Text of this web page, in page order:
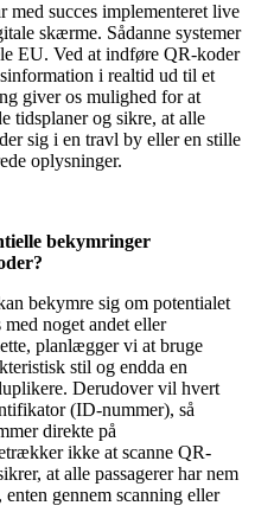
med succes implementeret live
skærme. Sådanne systemer
EU. Ved at indføre QR-koder
i realtid ud til et
giver os mulighed for at
tidsplaner og sikre, at alle
sig i en travl by eller en stille
oplysninger.
bekymringer
bekymre sig om potentialet
noget andet eller
planlægger vi at bruge
stil og endda en
Derudover vil hvert
(ID-nummer), så
direkte på
ikke at scanne QR-
at alle passagerer har nem
gennem scanning eller